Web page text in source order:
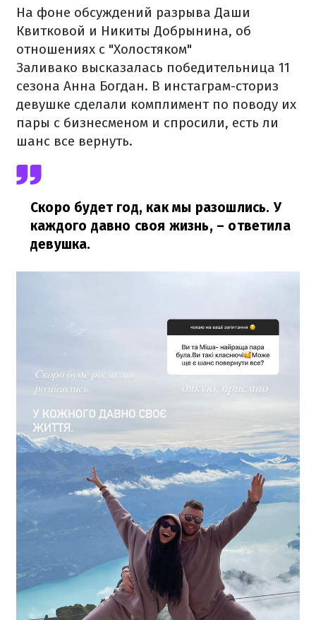
На фоне обсуждений разрыва Даши
Квитковой и Никиты Добрынина, об
отношениях с "Холостяком"
Заливако высказалась победительница 11
сезона Анна Богдан. В инстаграм-сториз
девушке сделали комплимент по поводу их
пары с бизнесменом и спросили, есть ли
шанс все вернуть.
Скоро будет год, как мы разошлись. У
каждого давно своя жизнь, – ответила
девушка.